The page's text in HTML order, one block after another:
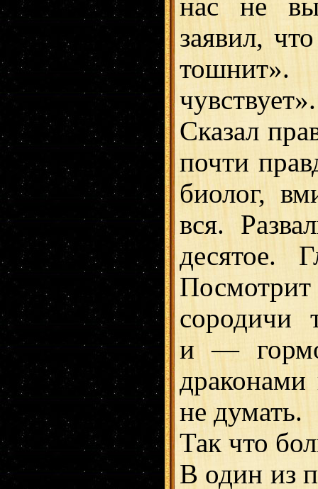
нас не
заявил,
Сказал
почти
биолог,
вся.
десятое.
сородичи
и —
не думать.
Так что
В один из